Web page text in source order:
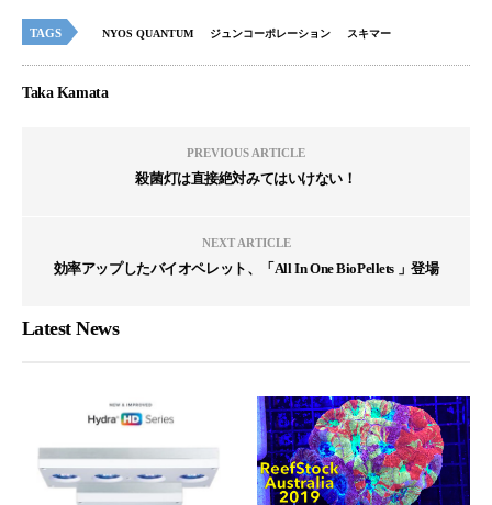
TAGS NYOS QUANTUM ジュンコーポレーション スキマー
Taka Kamata
PREVIOUS ARTICLE
殺菌灯は直接絶対みてはいけない！
NEXT ARTICLE
効率アップしたバイオペレット、「All In One BioPellets 」登場
Latest News